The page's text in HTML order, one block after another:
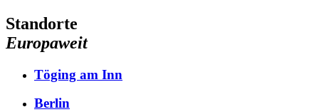
Standorte
Europaweit
Töging am Inn
Berlin